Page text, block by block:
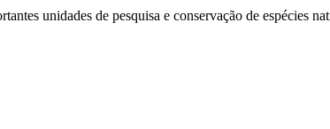
unidades de pesquisa e conservação de espécies